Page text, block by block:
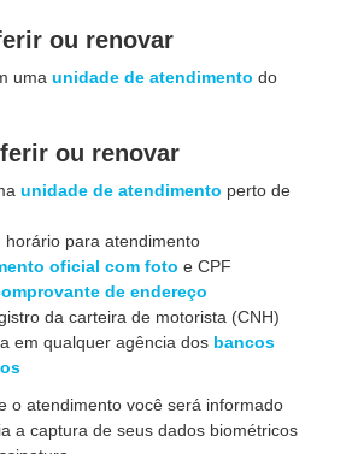
ou renovar
uma unidade de atendimento do
ou renovar
unidade de atendimento perto de
horário para atendimento
oficial com foto e CPF
de endereço
da carteira de motorista (CNH)
em qualquer agência dos bancos
o atendimento você será informado
a captura de seus dados biométricos